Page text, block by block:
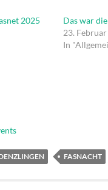
2025
Das war
23.
In
FASNACHT